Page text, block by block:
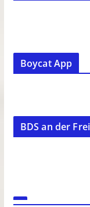
Boycat App
BDS an der